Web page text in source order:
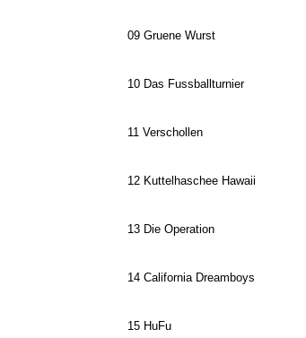
09 Gruene Wurst
10 Das Fussballturnier
11 Verschollen
12 Kuttelhaschee Hawaii
13 Die Operation
14 California Dreamboys
15 HuFu